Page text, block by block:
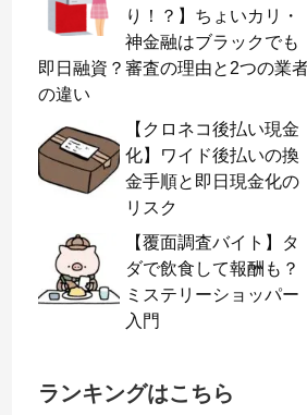
り！？】ちょいカリ・
神金融はブラックでも
即日融資？審査の理由と2つの業
の違い
【クロネコ後払い現金
化】ワイド後払いの換
金手順と即日現金化の
リスク
【覆面調査バイト】タ
ダで飲食して報酬も？
ミステリーショッパー
入門
ランキングはこちら